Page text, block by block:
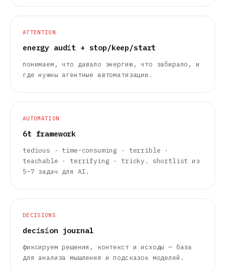
ATTENTION
energy audit + stop/keep/start
понимаем, что давало энергию, что забирало, и
где нужны агентные автоматизации.
AUTOMATION
6t framework
tedious · time-consuming · terrible ·
teachable · terrifying · tricky. shortlist из
5–7 задач для AI.
DECISIONS
decision journal
фиксируем решения, контекст и исходы — база
для анализа мышления и подсказок моделей.